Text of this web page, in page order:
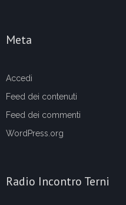
Meta
Accedi
Feed dei contenuti
Feed dei commenti
WordPress.org
Radio Incontro Terni